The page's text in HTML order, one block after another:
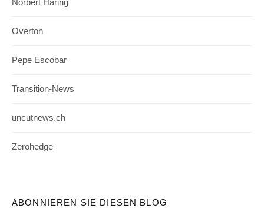
Norbert Häring
Overton
Pepe Escobar
Transition-News
uncutnews.ch
Zerohedge
ABONNIEREN SIE DIESEN BLOG